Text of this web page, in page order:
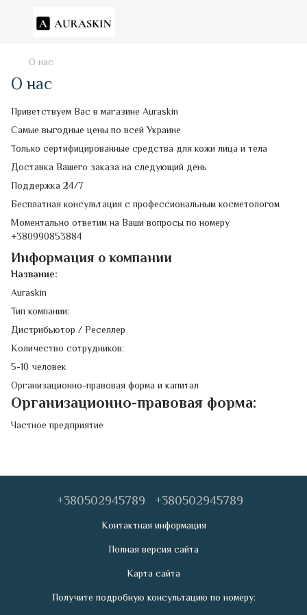
О нас
О нас
Приветствуем Вас в магазине Auraskin
Самые выгодные цены по всей Украине
Только сертифицированные средства для кожи лица и тела
Доставка Вашего заказа на следующий день
Поддержка 24/7
Бесплатная консультация с профессиональным косметологом
Моментально ответим на Ваши вопросы по номеру
+380990853884
Информация о компании
Название:
Auraskin
Тип компании:
Дистрибьютор / Реселлер
Количество сотрудников:
5-10 человек
Организационно-правовая форма и капитал
Организационно-правовая форма:
Частное предприятие
+380502945789 +380502945789
Контактная информация
Полная версия сайта
Карта сайта
Получите подробную консультацию по номеру: